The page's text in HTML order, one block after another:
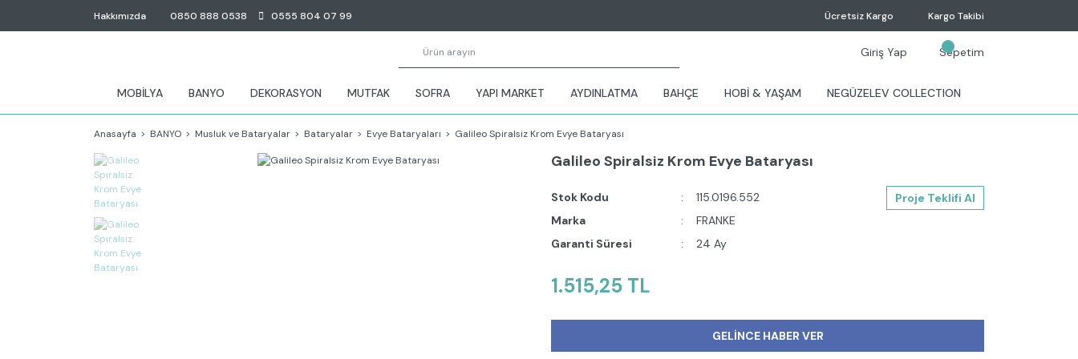
Hakkımızda 0850 888 0538 0555 804 07 99 Ücretsiz Kargo Kargo Takibi
Giriş Yap Sepetim
MOBİLYA BANYO DEKORASYON MUTFAK SOFRA YAPI MARKET AYDINLATMA BAHÇE HOBİ & YAŞAM NEGÜZELEV COLLECTION
Anasayfa BANYO Musluk ve Bataryalar Bataryalar Evye Bataryaları Galileo Spiralsiz Krom Evye Bataryası
Galileo Spiralsiz Krom Evye Bataryası
Stok Kodu
115.0196.552
Marka
FRANKE
Garanti Süresi
24 Ay
Proje Teklifi Al
1.515,25 TL
GELİNCE HABER VER